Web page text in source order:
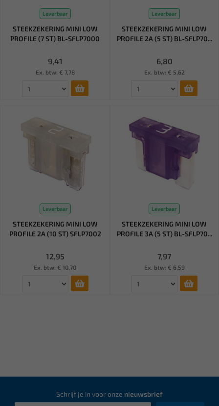
Leverbaar
STEEKZEKERING MINI LOW
PROFILE (7 ST) BL-SFLP7000
9,41
Ex. btw: € 7,78
Leverbaar
STEEKZEKERING MINI LOW
PROFILE 2A (5 ST) BL-SFLP70...
6,80
Ex. btw: € 5,62
Leverbaar
STEEKZEKERING MINI LOW
PROFILE 2A (10 ST) SFLP7002
12,95
Ex. btw: € 10,70
Leverbaar
STEEKZEKERING MINI LOW
PROFILE 3A (5 ST) BL-SFLP70...
7,97
Ex. btw: € 6,59
Schrijf je in voor onze nieuwsbrief